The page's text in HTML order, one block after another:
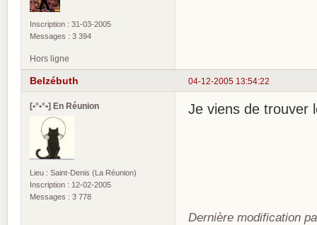
Inscription : 31-03-2005
Messages : 3 394
Hors ligne
04-12-2005 13:54:22
Belzébuth
[•°•°•] En Réunion
Lieu : Saint-Denis (La Réunion)
Inscription : 12-02-2005
Messages : 3 778
Je viens de trouver
Dernière modification